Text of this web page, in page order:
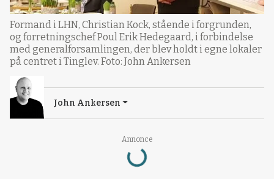
Annonce
Loading...
Formand i LHN, Christian Kock, stående i forgrunden,
og forretningschef Poul Erik Hedegaard, i forbindelse
med generalforsamlingen, der blev holdt i egne lokaler
på centret i Tinglev. Foto: John Ankersen
John Ankersen